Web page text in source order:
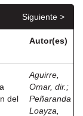
Siguiente >
Autor(es)
del
Aguirre,
Omar, dir. ;
Peñaranda
Loayza,